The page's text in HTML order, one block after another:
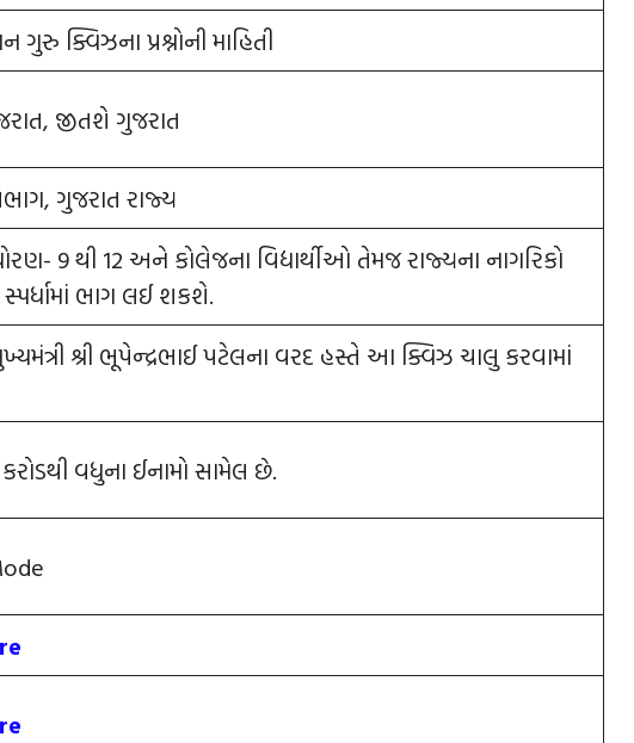
ગુરુ ક્વિઝના પ્રશ્નોની માહિતી
જીતશે ગુજરાત
ગુજરાત રાજ્ય
9 થી 12 અને કોલેજના વિદ્યાર્થીઓ તેમજ રાજ્યના નાગરિકો
ભાગ લઈ શકશે.
શ્રી ભૂપેન્‍દ્રભાઈ પટેલના વરદ હસ્તે આ ક્વિઝ ચાલુ કરવામાં
વધુના ઈનામો સામેલ છે.